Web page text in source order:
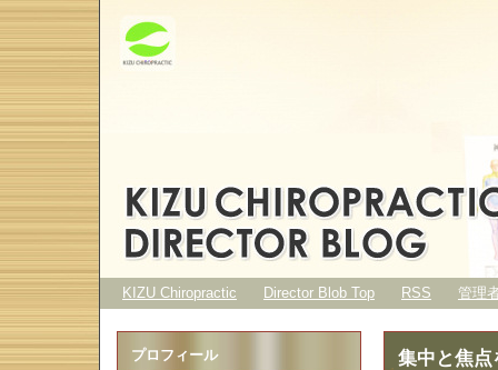
KIZU Chiropractic Director Blob Top RSS 管理
集中と焦点
プロフィール